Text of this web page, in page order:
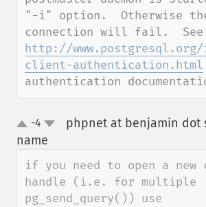
"-i" option.  Otherwise
http://www.postgresql.org/
client-authentication.html
authentication
up-4
phpnet at benjamin dot
name
if you need to open a new
handle (i.e. for multiple
pg_send_query()) use